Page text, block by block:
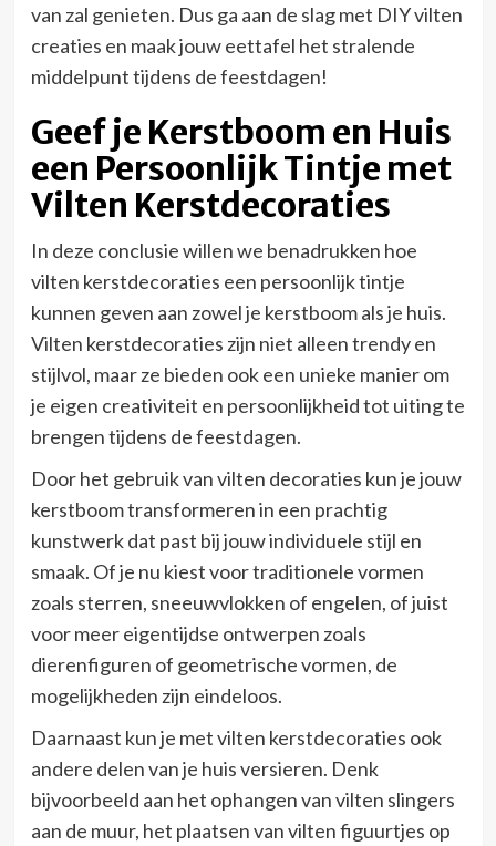
van zal genieten. Dus ga aan de slag met DIY vilten
creaties en maak jouw eettafel het stralende
middelpunt tijdens de feestdagen!
Geef je Kerstboom en Huis
een Persoonlijk Tintje met
Vilten Kerstdecoraties
In deze conclusie willen we benadrukken hoe
vilten kerstdecoraties een persoonlijk tintje
kunnen geven aan zowel je kerstboom als je huis.
Vilten kerstdecoraties zijn niet alleen trendy en
stijlvol, maar ze bieden ook een unieke manier om
je eigen creativiteit en persoonlijkheid tot uiting te
brengen tijdens de feestdagen.
Door het gebruik van vilten decoraties kun je jouw
kerstboom transformeren in een prachtig
kunstwerk dat past bij jouw individuele stijl en
smaak. Of je nu kiest voor traditionele vormen
zoals sterren, sneeuwvlokken of engelen, of juist
voor meer eigentijdse ontwerpen zoals
dierenfiguren of geometrische vormen, de
mogelijkheden zijn eindeloos.
Daarnaast kun je met vilten kerstdecoraties ook
andere delen van je huis versieren. Denk
bijvoorbeeld aan het ophangen van vilten slingers
aan de muur, het plaatsen van vilten figuurtjes op